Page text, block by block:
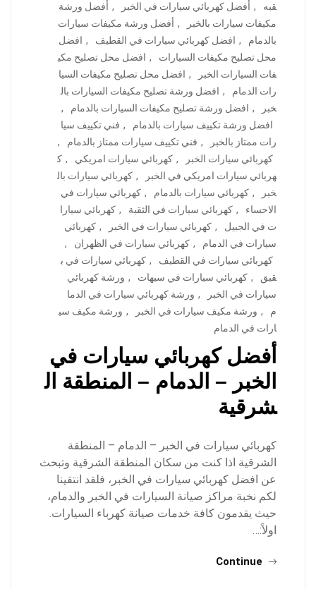
قبه
, أفضل كهربائي سيارات في الخبر , أفضل ورشة
مكيفات سيارات بالخبر
, أفضل ورشة مكيفات سيارات
بالدمام
, افضل كهربائي سيارات في القطيف , افضل
محل تصليح مكيفات السيارات
, افضل محل تصليح مكي
فات السيارات الخبر
, افضل محل تصليح مكيفات السيا
رات الدمام
, افضل ورشة تصليح مكيفات السيارات بال
خبر
, افضل ورشة تصليح مكيفات السيارات بالدمام
,
افضل ورشة تكييف سيارات بالدمام
, فني تكييف سيا
رات ممتاز بالخبر
, فني تكييف سيارات ممتاز بالدمام
,
كهربائي سيارات الخبر
, كهربائي سيارات امريكي , ك
هربائي سيارات امريكي في الخبر
, كهربائي سيارات بال
خبر
, كهربائي سيارات بالدمام , كهربائي سيارات في
الاحساء
, كهربائي سيارات في الثقبة , كهربائي سيارا
ت في الجبيل
, كهربائي سيارات في الخبر , كهربائي
سيارات في الدمام
, كهربائي سيارات في الظهران
,
كهربائي سيارات في القطيف
, كهربائي سيارات في ب
قيق
, كهربائي سيارات في سيهات , ورشة كهربائي
سيارات في الخبر
, ورشة كهربائي سيارات في الدما
م
, ورشة مكيف سيارات في الخبر , ورشة مكيف سي
ارات في الدمام
أفضل كهربائي سيارات في
الخبر – الدمام – المنطقة ال
شرقية
كهربائي سيارات في الخبر – الدمام – المنطقة
الشرقية اذا كنت من سكان المنطقة الشرقية وتبحث
عن افضل كهربائي سيارات في الخبر، فلقد انتقينا
لكم نخبة مراكز صيانة السيارات في الخبر والدمام،
حيث يقدمون كافة خدمات صيانة كهرباء السيارات.
اولاً:…
Continue